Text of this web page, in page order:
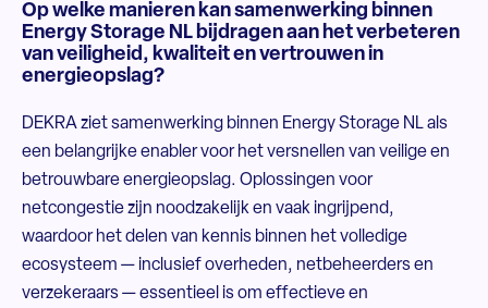
Op welke manieren kan samenwerking binnen
Energy Storage NL bijdragen aan het verbeteren
van veiligheid, kwaliteit en vertrouwen in
energieopslag?
DEKRA ziet samenwerking binnen Energy Storage NL als
een belangrijke enabler voor het versnellen van veilige en
betrouwbare energieopslag. Oplossingen voor
netcongestie zijn noodzakelijk en vaak ingrijpend,
waardoor het delen van kennis binnen het volledige
ecosysteem — inclusief overheden, netbeheerders en
verzekeraars — essentieel is om effectieve en